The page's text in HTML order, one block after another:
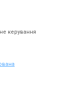
витяжна
керування